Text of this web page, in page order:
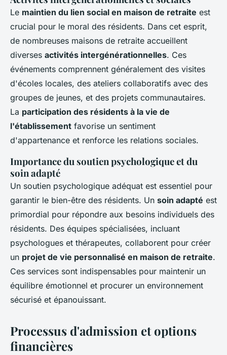
Le maintien du lien social en maison de retraite est
crucial pour le moral des résidents. Dans cet esprit,
de nombreuses maisons de retraite accueillent
diverses activités intergénérationnelles. Ces
événements comprennent généralement des visites
d'écoles locales, des ateliers collaboratifs avec des
groupes de jeunes, et des projets communautaires.
La participation des résidents à la vie de
l'établissement favorise un sentiment
d'appartenance et renforce les relations sociales.
Importance du soutien psychologique et du
soin adapté
Un soutien psychologique adéquat est essentiel pour
garantir le bien-être des résidents. Un soin adapté est
primordial pour répondre aux besoins individuels des
résidents. Des équipes spécialisées, incluant
psychologues et thérapeutes, collaborent pour créer
un projet de vie personnalisé en maison de retraite.
Ces services sont indispensables pour maintenir un
équilibre émotionnel et procurer un environnement
sécurisé et épanouissant.
Processus d'admission et options
financières